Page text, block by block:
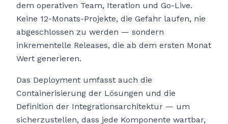
dem operativen Team, Iteration und Go-Live.
Keine 12-Monats-Projekte, die Gefahr laufen, nie
abgeschlossen zu werden — sondern
inkrementelle Releases, die ab dem ersten Monat
Wert generieren.
Das Deployment umfasst auch die
Containerisierung der Lösungen und die
Definition der Integrationsarchitektur — um
sicherzustellen, dass jede Komponente wartbar,